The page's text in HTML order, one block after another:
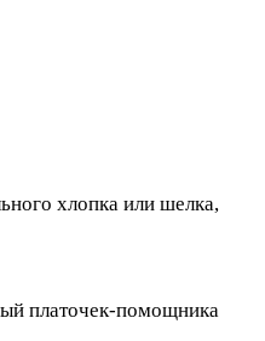
хлопка или шелка,
платочек-помощника